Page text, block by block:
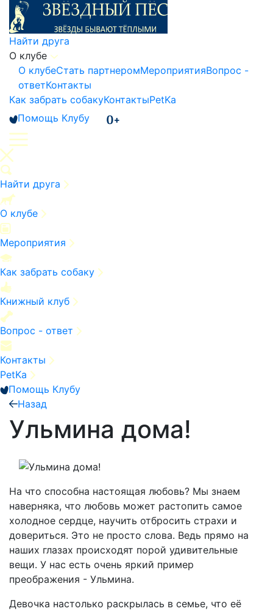
Найти друга
О клубе
О клубеСтать партнеромМероприятияВопрос -
ответКонтакты
Как забрать собакуКонтактыPetKa
Помощь Клубу
Найти друга
О клубе
Мероприятия
Как забрать собаку
Книжный клуб
Вопрос - ответ
Контакты
PetKa
Помощь Клубу
Назад
Ульмина дома!
На что способна настоящая любовь? Мы знаем
наверняка, что любовь может растопить самое
холодное сердце, научить отбросить страхи и
довериться. Это не просто слова. Ведь прямо на
наших глазах происходят порой удивительные
вещи. У нас есть очень яркий пример
преображения - Ульмина.
Девочка настолько раскрылась в семье, что её